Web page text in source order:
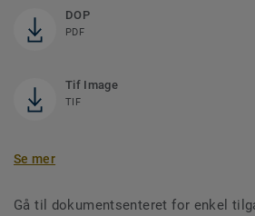
DOP
PDF
Tif Image
TIF
Se mer
Gå til dokumentsenteret for enkel